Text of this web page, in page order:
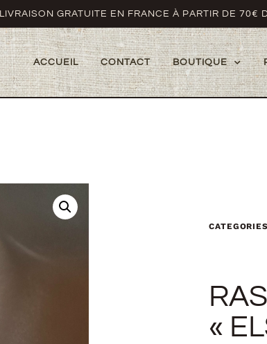
LIVRAISON GRATUITE EN FRANCE À PARTIR DE 70€
ACCUEIL CONTACT BOUTIQUE
«